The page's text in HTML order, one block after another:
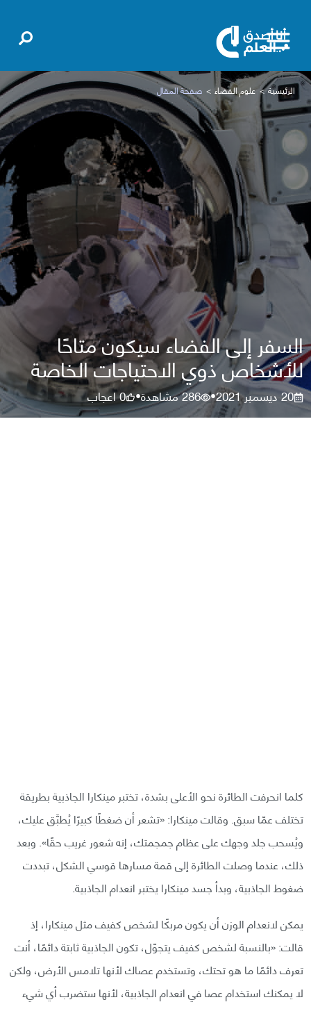
الرئيسية علوم الفضاء صفحة المقال
السفر إلى الفضاء سيكون متاحًا
للأشخاص ذوي الاحتياجات الخاصة
20 ديسمبر 2021 •
286مشاهدة•
0اعجاب
كلما انحرفت الطائرة نحو الأعلى بشدة، تختبر مينكارا الجاذبية بطريقة
تختلف عمّا سبق. وقالت مينكارا: «تشعر أن ضغطًا كبيرًا يُطبَّق عليك،
ويُسحب جلد وجهك على عظام جمجمتك، إنه شعور غريب حقًا». وبعد
ذلك، عندما وصلت الطائرة إلى قمة مسارها قوسي الشكل، تبددت
ضغوط الجاذبية، وبدأ جسد مينكارا يختبر انعدام الجاذبية.
يمكن لانعدام الوزن أن يكون مربكًا لشخص كفيف مثل مينكارا، إذ
قالت: «بالنسبة لشخص كفيف يتجوّل، تكون الجاذبية ثابتة دائمًا، أنت
تعرف دائمًا ما هو تحتك، وتستخدم عصاك لأنها تلامس الأرض، ولكن
لا يمكنك استخدام عصا في انعدام الجاذبية، لأنها ستضرب أي شيء